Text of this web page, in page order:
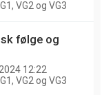
VG2 og VG3
følge og
12:22
VG2 og VG3